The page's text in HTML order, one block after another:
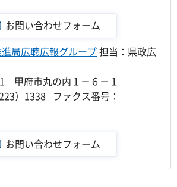
局広聴広報グループ担当：県政広
甲府市丸の内１－６－１
）1338 ファクス番号：